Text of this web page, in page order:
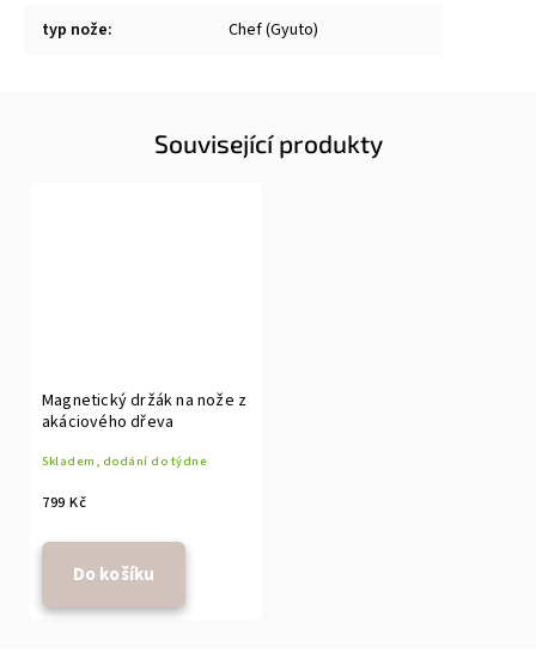
typ nože: Chef (Gyuto)
Související produkty
Magnetický držák na nože z
akáciového dřeva
Skladem, dodání do týdne
799 Kč
Do košíku